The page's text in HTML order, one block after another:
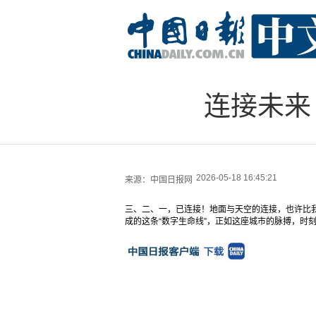
连接未
来源： 中国日报网 2026-05-18 16:45:21
三、二、一，已连接！地面与天空的连接，也许
成的这条“数字生命线”，正如这座城市的脉搏，时